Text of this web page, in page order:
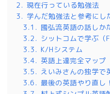
2. 現在行っている勉強法
3. 学んだ勉強法と参考にし
3.1. 國弘流英語の話しか
3.2. シットコムで学ぶ（
3.3. K/Hシステム
3.4. 英語上達完全マップ
3.5. えいみさんの独学で
3.6. 最後の英語やり直し